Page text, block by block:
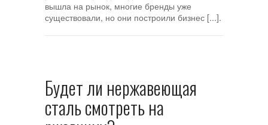
вышла на рынок, многие бренды уже
существовали, но они построили бизнес [...].
Будет ли нержавеющая
сталь смотреть на